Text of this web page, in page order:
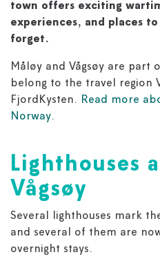
town offers exciting
experiences, and places to
forget.
Måløy and Vågsøy are part
belong to the travel region
FjordKysten. Read more
Norway.
Lighthouses
Vågsøy
Several lighthouses mark
and several of them are
overnight stays.